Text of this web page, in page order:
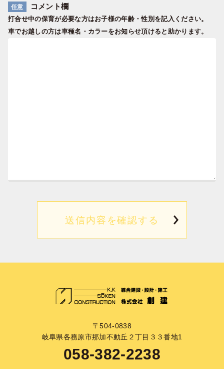
任意 コメント欄
打合せ中の保育が必要な方はお子様の年齢・性別を記入ください。
車でお越しの方は車種名・カラーをお知らせ頂けると助かります。
〒504-0838
岐阜県各務原市那加不動丘２丁目３３番地1
058-382-2238